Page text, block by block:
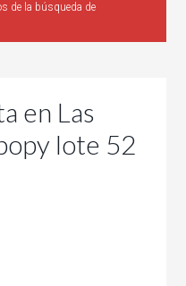
de la búsqueda de
en Las
lote 52